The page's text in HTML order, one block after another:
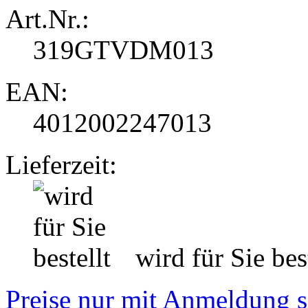
Art.Nr.:
319GTVDM013
EAN:
4012002247013
Lieferzeit:
wird für Sie
Preise nur mit Anmeldung